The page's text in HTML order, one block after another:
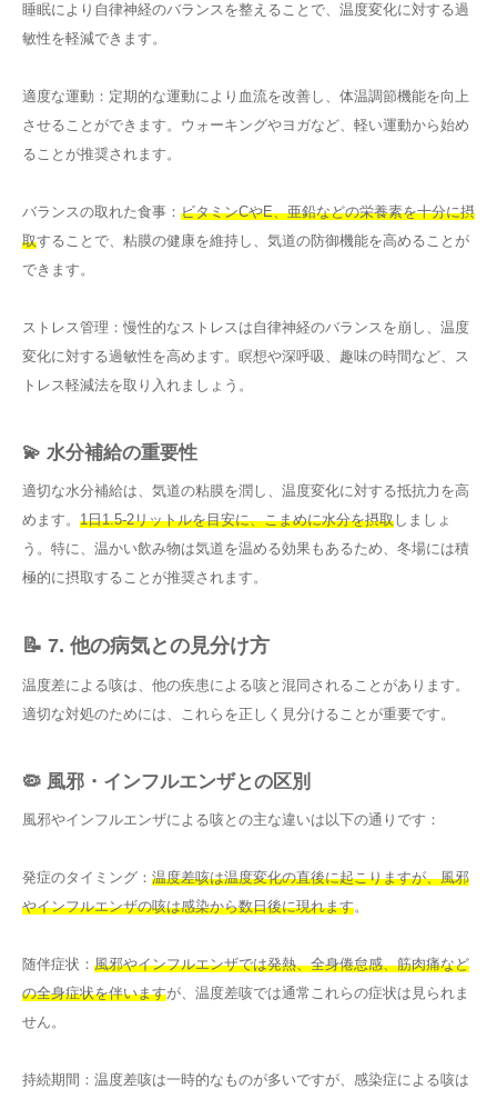
睡眠により自律神経のバランスを整えることで、温度変化に対する過
敏性を軽減できます。
適度な運動：定期的な運動により血流を改善し、体温調節機能を向上
させることができます。ウォーキングやヨガなど、軽い運動から始め
ることが推奨されます。
バランスの取れた食事： ビタミンCやE、亜鉛などの栄養素を十分に摂
取することで、粘膜の健康を維持し、気道の防御機能を高めることが
できます。
ストレス管理：慢性的なストレスは自律神経のバランスを崩し、温度
変化に対する過敏性を高めます。瞑想や深呼吸、趣味の時間など、ス
トレス軽減法を取り入れましょう。
💫 水分補給の重要性
適切な水分補給は、気道の粘膜を潤し、温度変化に対する抵抗力を高
めます。 1日1.5-2リットルを目安に、こまめに水分を摂取 しましょ
う。特に、温かい飲み物は気道を温める効果もあるため、冬場には積
極的に摂取することが推奨されます。
📝 7. 他の病気との見分け方
温度差による咳は、他の疾患による咳と混同されることがあります。
適切な対処のためには、これらを正しく見分けることが重要です。
🦠 風邪・インフルエンザとの区別
風邪やインフルエンザによる咳との主な違いは以下の通りです：
発症のタイミング： 温度差咳は温度変化の直後に起こりますが、風邪
やインフルエンザの咳は感染から数日後に現れます。
随伴症状： 風邪やインフルエンザでは発熱、全身倦怠感、筋肉痛など
の全身症状を伴いますが、温度差咳では通常これらの症状は見られま
せん。
持続期間：温度差咳は一時的なものが多いですが、感染症による咳は